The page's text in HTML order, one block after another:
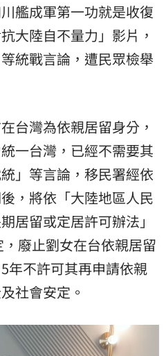
艦成軍第一功就是收復
大陸自不量力」影片，
統戰言論，遭民眾檢舉
台灣為依親居留身分，
一台灣，已經不需要其
」等言論，移民署經依
，將依「大陸地區人民
居留或定居許可辦法」
廢止劉女在台依親居留
年不許可其再申請依親
社會安定。